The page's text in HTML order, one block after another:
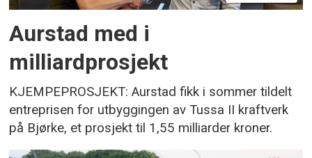
Aurstad med i
milliardprosjekt
KJEMPEPROSJEKT: Aurstad fikk i sommer tildelt
entreprisen for utbyggingen av Tussa II kraftverk
på Bjørke, et prosjekt til 1,55 milliarder kroner.